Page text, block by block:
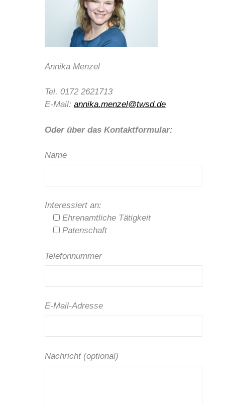
Annika Menzel
Tel. 0172 2621713
E-Mail: annika.menzel@twsd.de
Oder über das Kontaktformular:
Name
Interessiert an:
Ehrenamtliche Tätigkeit
Patenschaft
Telefonnummer
E-Mail-Adresse
Nachricht (optional)